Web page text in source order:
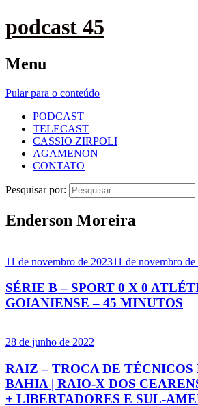
podcast 45
Menu
Pular para o conteúdo
PODCAST
TELECAST
CASSIO ZIRPOLI
AGAMENON
CONTATO
Pesquisar por:
Enderson Moreira
11 de novembro de 202311 de novembro
SÉRIE B – SPORT 0 X 0
GOIANIENSE – 45 MINUTOS
28 de junho de 2022
RAIZ – TROCA DE TÉCNICOS
BAHIA | RAIO-X DOS
+ LIBERTADORES E SUL-